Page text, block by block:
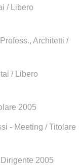
/ Libero
Architetti /
/ Libero
2005
- Meeting / Titolare
2005